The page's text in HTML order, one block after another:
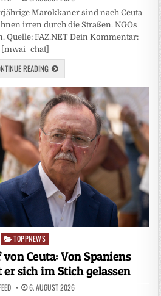
Marokkaner sind nach Ceuta
irren durch die Straßen. NGOs
Quelle: FAZ.NET Dein Kommentar:
[mwai_chat]
READING
Posted
in
TOPPNEWS
Ceuta: Von Spaniens
sich im Stich gelassen
6. AUGUST 2026